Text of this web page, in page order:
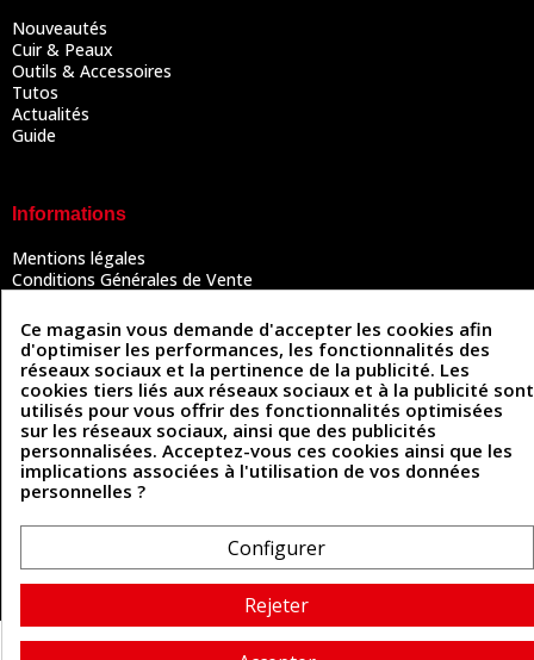
Nouveautés
Cuir & Peaux
Outils & Accessoires
Tutos
Actualités
Guide
Informations
Mentions légales
Conditions Générales de Vente
Politique des cookies
Contactez-nous
Coordonnées
493 Chemin de Catougnac
81300 Graulhet
05 63 34 51 88
Cuirenstock © 2026 - Une création Quatrys 💙
Ce magasin vous demande d'accepter les cookies afin
d'optimiser les performances, les fonctionnalités des
réseaux sociaux et la pertinence de la publicité. Les
cookies tiers liés aux réseaux sociaux et à la publicité sont
utilisés pour vous offrir des fonctionnalités optimisées
sur les réseaux sociaux, ainsi que des publicités
personnalisées. Acceptez-vous ces cookies ainsi que les
implications associées à l'utilisation de vos données
personnelles ?
Configurer
Rejeter